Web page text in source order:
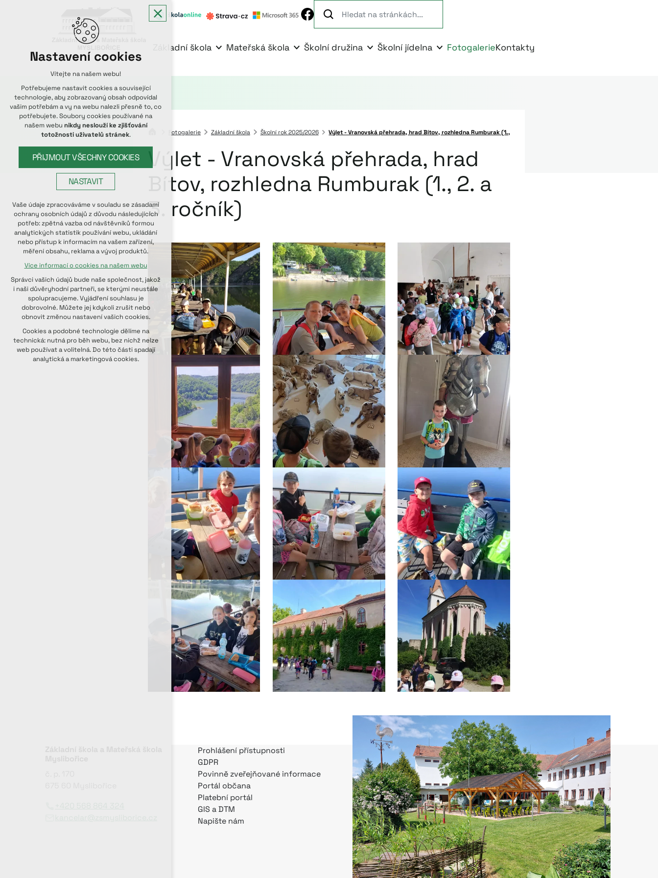
Základní škola Mateřská škola Školní družina Školní jídelna FotogalerieKontakty
Fotogalerie Základní škola Školní rok 2025/2026 Výlet - Vranovská přehrada, hrad Bítov, rozhledna Rumburak (1., 2. a 3. ročník)
Výlet - Vranovská přehrada, hrad
Bítov, rozhledna Rumburak (1., 2. a
3. ročník)
Prohlášení přístupnosti
GDPR
Povinně zveřejňované informace
Portál občana
Platební portál
GIS a DTM
Napište nám
Nastavení cookies
Vítejte na našem webu!
Potřebujeme nastavit cookies a související
technologie, aby zobrazovaný obsah odpovídal
vašim potřebám a vy na webu nalezli přesně to, co
potřebujete. Soubory cookies používané na
našem webu nikdy neslouží ke zjišťování
totožnosti uživatelů stránek.
PŘIJMOUT VŠECHNY COOKIES
NASTAVIT
Technická cookies
nutná pro provozování webu
udržení kontextu stránek (session):
případná přihlášení, volby jazyka, apod.
Volitelná cookies
analytická pro anonymizované
vyhodnocení návštěvnosti
marketingová cookies (Google, Seznam,
Facebook)
Více informací o cookies na našem webu
PŘIJMOUT VŠECHNY COOKIES
ODMÍTNOUT VOLITELNÁ
Vaše údaje zpracováváme v souladu se zásadami
ochrany osobních údajů z důvodu následujících
potřeb: zpětná vazba od návštěvníků formou
analytických statistik používání webu, ukládání
nebo přístup k informacím na vašem zařízení,
měření obsahu, reklama a vývoj produktů.
Více informací o cookies na našem webu
Správci vašich údajů bude naše společnost, jakož
i naši důvěryhodní partneři, se kterými neustále
spolupracujeme. Vyjádření souhlasu je
dobrovolné. Můžete jej kdykoli zrušit nebo
obnovit změnou nastavení vašich cookies.
Cookies a podobné technologie dělíme na
technická: nutná pro běh webu, bez nichž nelze
web používat a volitelná. Do této části spadají
analytická a marketingová cookies.